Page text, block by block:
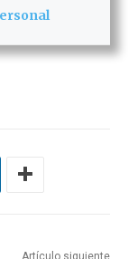
Artículo siguiente